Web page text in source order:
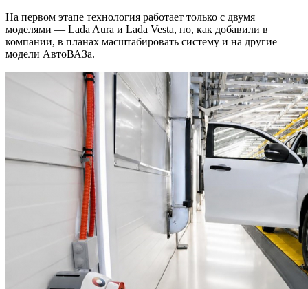
На первом этапе технология работает только с двумя
моделями — Lada Aura и Lada Vesta, но, как добавили в
компании, в планах масштабировать систему и на другие
модели АвтоВАЗа.